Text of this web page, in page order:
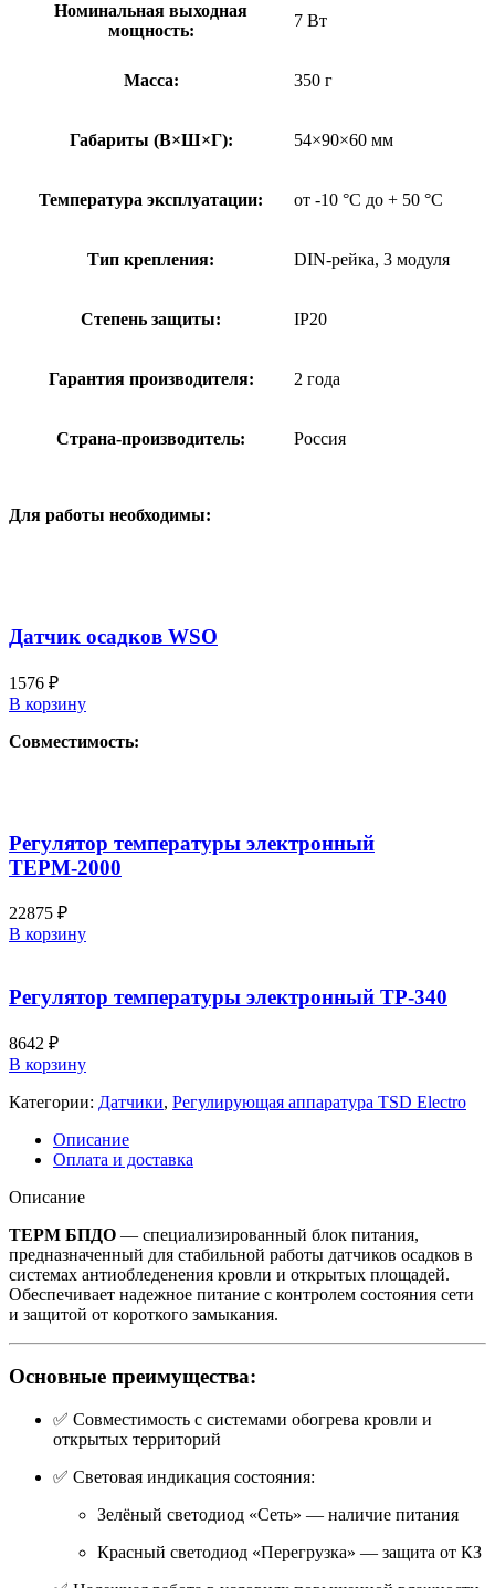
Номинальная выходная
мощность:
7 Вт
Масса: 350 г
Габариты (В×Ш×Г): 54×90×60 мм
Температура эксплуатации: от -10 °C до + 50 °C
Тип крепления: DIN-рейка, 3 модуля
Степень защиты: IP20
Гарантия производителя: 2 года
Страна-производитель: Россия
Для работы необходимы:
Датчик осадков WSO
1576 ₽
В корзину
Совместимость:
Регулятор температуры электронный
ТЕРМ-2000
22875 ₽
В корзину
Регулятор температуры электронный ТР-340
8642 ₽
В корзину
Категории: Датчики, Регулирующая аппаратура TSD Electro
Описание
Оплата и доставка
Описание
ТЕРМ БПДО — специализированный блок питания,
предназначенный для стабильной работы датчиков осадков в
системах антиобледенения кровли и открытых площадей.
Обеспечивает надежное питание с контролем состояния сети
и защитой от короткого замыкания.
Основные преимущества:
✅ Совместимость с системами обогрева кровли и
открытых территорий
✅ Световая индикация состояния:
Зелёный светодиод «Сеть» — наличие питания
Красный светодиод «Перегрузка» — защита от КЗ